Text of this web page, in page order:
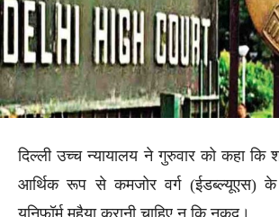
दिल्ली उच्च न्यायालय ने गुरुवार को कहा कि
आर्थिक रूप से कमजोर वर्ग (ईडब्ल्यूएस) के
यूनिफॉर्म मुहैया करानी चाहिए न कि नकद।